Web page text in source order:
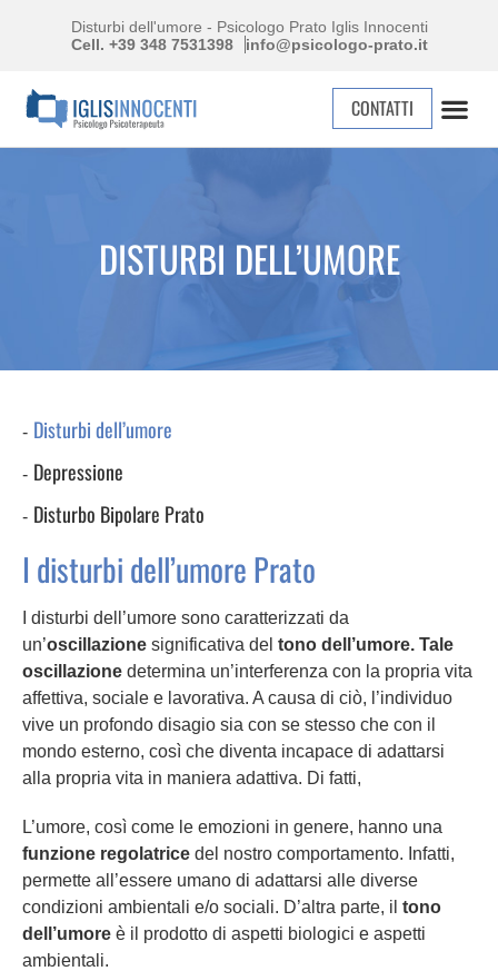
Disturbi dell'umore - Psicologo Prato Iglis Innocenti
Cell. +39 348 7531398
info@psicologo-prato.it
CONTATTI
DISTURBI DELL’UMORE
Disturbi dell’umore
Depressione
Disturbo Bipolare Prato
I disturbi dell’umore Prato
I disturbi dell’umore sono caratterizzati da
un’oscillazione significativa del tono dell’umore. Tale
oscillazione determina un’interferenza con la propria vita
affettiva, sociale e lavorativa. A causa di ciò, l’individuo
vive un profondo disagio sia con se stesso che con il
mondo esterno, così che diventa incapace di adattarsi
alla propria vita in maniera adattiva. Di fatti,
L’umore, così come le emozioni in genere, hanno una
funzione regolatrice del nostro comportamento. Infatti,
permette all’essere umano di adattarsi alle diverse
condizioni ambientali e/o sociali. D’altra parte, il tono
dell’umore è il prodotto di aspetti biologici e aspetti
ambientali.